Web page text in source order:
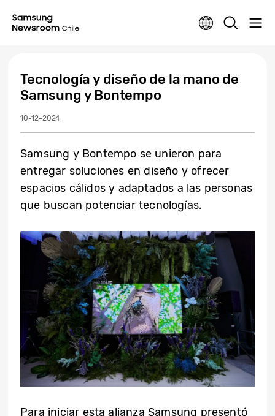
Tecnología y diseño de la mano de
Samsung y Bontempo
10-12-2024
Samsung y Bontempo se unieron para
entregar soluciones en diseño y ofrecer
espacios cálidos y adaptados a las personas
que buscan potenciar tecnologías.
Para iniciar esta alianza Samsung presentó